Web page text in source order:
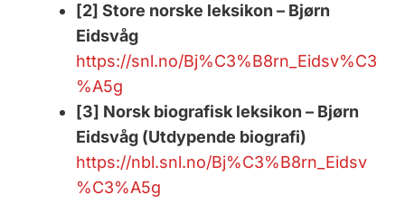
[2] Store norske leksikon – Bjørn
Eidsvåg
https://snl.no/Bj%C3%B8rn_Eidsv%C3
%A5g
[3] Norsk biografisk leksikon – Bjørn
Eidsvåg (Utdypende biografi)
https://nbl.snl.no/Bj%C3%B8rn_Eidsv
%C3%A5g